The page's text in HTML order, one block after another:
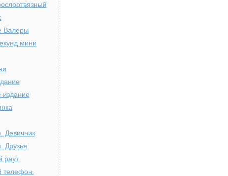
Валеры
мини
издание
Девичник
Друзья
раут
телефон.